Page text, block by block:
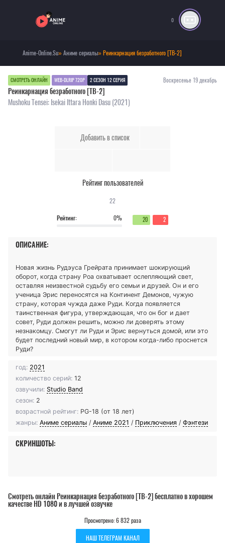
0
Anime-Online.Su»Аниме сериалы» Реинкарнация безработного [ТВ-2]
СМОТРЕТЬ ОНЛАЙН WEB-DLRIP 720P 2 СЕЗОН 12 СЕРИЯ Воскресенье 19 декабрь
Реинкарнация безработного [ТВ-2]
Mushoku Tensei: Isekai Ittara Honki Dasu (2021)
Добавить в список
Рейтинг пользователей
22
Рейтинг:
0% 20 2
ОПИСАНИЕ:
Новая жизнь Рудэуса Грейрата принимает шокирующий
оборот, когда страну Роа охватывает ослепляющий свет,
оставляя неизвестной судьбу его семьи и друзей. Он и его
ученица Эрис переносятся на Континент Демонов, чужую
страну, которая чужда даже Руди. Когда появляется
таинственная фигура, утверждающая, что он бог и дает
совет, Руди должен решить, можно ли доверять этому
незнакомцу. Смогут ли Руди и Эрис вернуться домой, или это
будет последний новый мир, в котором когда-либо проснется
Руди?
год: 2021
количество серий: 12
озвучили: Studio Band
сезон: 2
возрастной рейтинг: PG-18 (от 18 лет)
жанры: Аниме сериалы / Аниме 2021 / Приключения / Фэнтези
СКРИНШОТЫ:
Смотреть онлайн Реинкарнация безработного [ТВ-2] бесплатно в хорошем
качестве HD 1080 и в лучшей озвучке
Просмотрено: 6 832 раза
НАШ ТЕЛЕГРАМ КАНАЛ